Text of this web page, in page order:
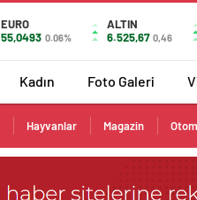
EURO
55,0493 0.06%
ALTIN
6.525,67 0,46
Kadın Foto Galeri
Hayvanlar Magazin